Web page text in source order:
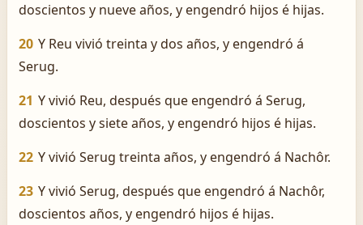
doscientos y nueve años, y engendró hijos é hijas.
20 Y Reu vivió treinta y dos años, y engendró á
Serug.
21 Y vivió Reu, después que engendró á Serug,
doscientos y siete años, y engendró hijos é hijas.
22 Y vivió Serug treinta años, y engendró á Nachôr.
23 Y vivió Serug, después que engendró á Nachôr,
doscientos años, y engendró hijos é hijas.